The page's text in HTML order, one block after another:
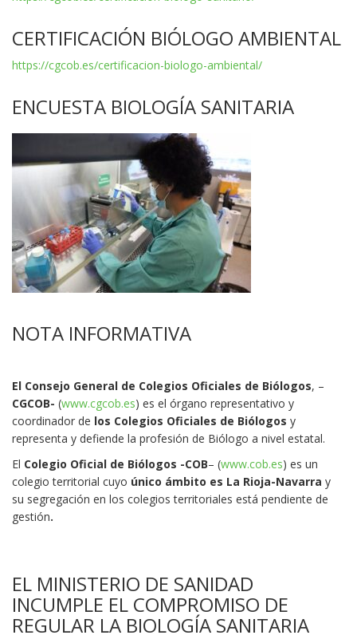
CERTIFICACIÓN BIÓLOGO AMBIENTAL
https://cgcob.es/certificacion-biologo-ambiental/
ENCUESTA BIOLOGÍA SANITARIA
NOTA INFORMATIVA
El Consejo General de Colegios Oficiales de Biólogos, –
CGCOB- (www.cgcob.es) es el órgano representativo y
coordinador de los Colegios Oficiales de Biólogos y
representa y defiende la profesión de Biólogo a nivel estatal.
El Colegio Oficial de Biólogos -COB– (www.cob.es) es un
colegio territorial cuyo único ámbito es La Rioja-Navarra y
su segregación en los colegios territoriales está pendiente de
gestión.
EL MINISTERIO DE SANIDAD
INCUMPLE EL COMPROMISO DE
REGULAR LA BIOLOGÍA SANITARIA